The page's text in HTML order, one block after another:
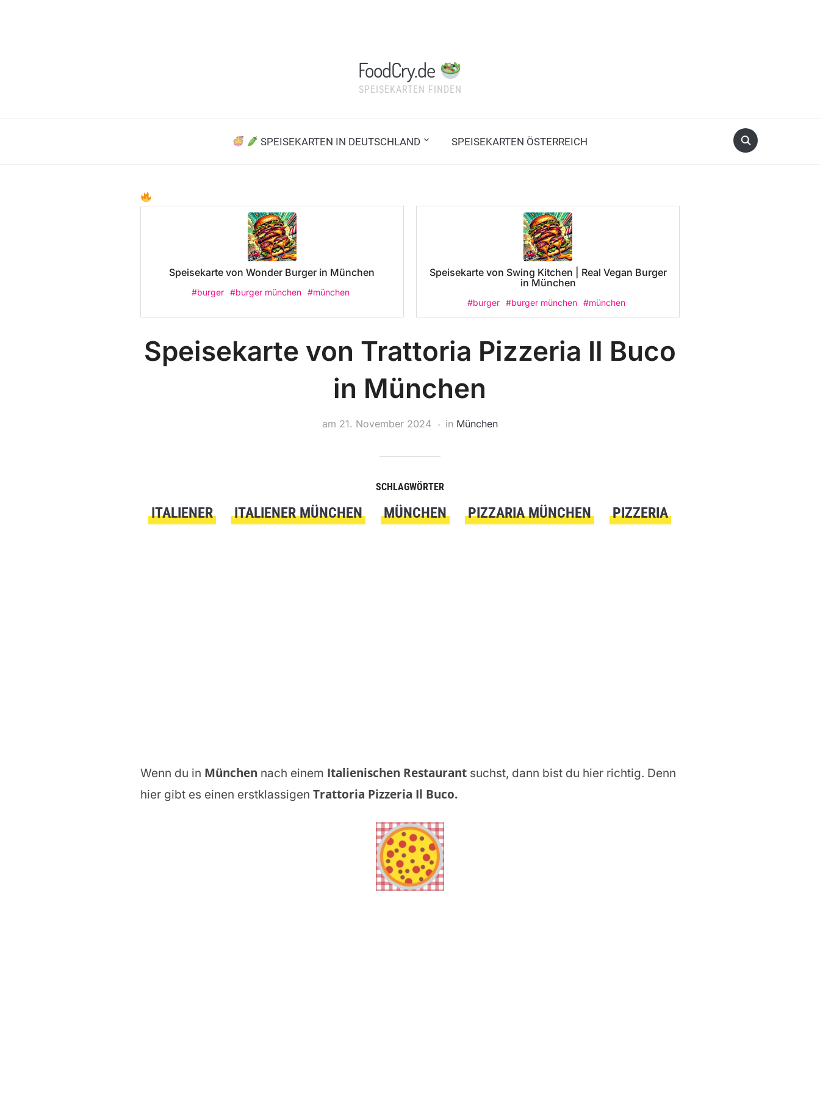
FoodCry.de
SPEISEKARTEN FINDEN
SPEISEKARTEN IN DEUTSCHLAND SPEISEKARTEN ÖSTERREICH
Speisekarte von Wonder Burger in München
#burger #burger münchen #münchen
Speisekarte von Swing Kitchen | Real Vegan Burger
in München
#burger #burger münchen #münchen
Speisekarte von Trattoria Pizzeria Il Buco
in München
am 21. November 2024 in München
SCHLAGWÖRTER
ITALIENER ITALIENER MÜNCHEN MÜNCHEN PIZZARIA MÜNCHEN PIZZERIA
Wenn du in München nach einem Italienischen Restaurant suchst, dann bist du hier richtig. Denn
hier gibt es einen erstklassigen Trattoria Pizzeria Il Buco.